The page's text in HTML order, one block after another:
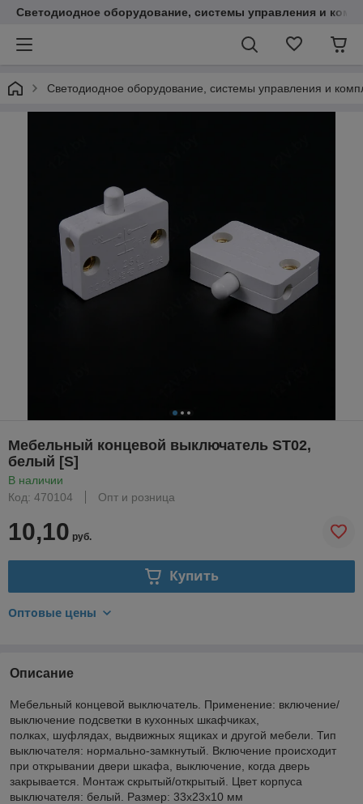
Светодиодное оборудование, системы управления и
Светодиодное оборудование, системы управления и
Мебельный концевой выключатель ST02,
белый [S]
В наличии
Код: 470104
Опт и розница
10,10 руб.
Купить
Оптовые цены
Описание
Мебельный концевой выключатель. Применение: включение/
выключение подсветки в кухонных шкафчиках,
полках, шуфлядах, выдвижных ящиках и другой мебели. Тип
выключателя: нормально-замкнутый. Включение происходит
при открывании двери шкафа, выключение, когда дверь
закрывается. Монтаж скрытый/открытый. Цвет корпуса
выключателя: белый. Размер: 33x23x10 мм